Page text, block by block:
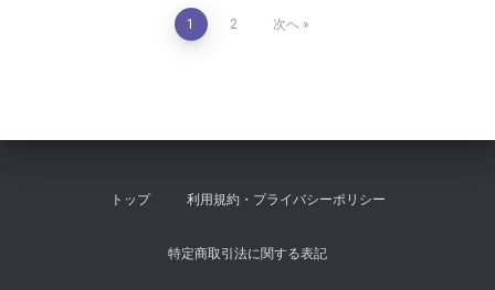
の
1 2 次へ
トップ 利用規約・プライバシーポリシー
特定商取引法に関する表記